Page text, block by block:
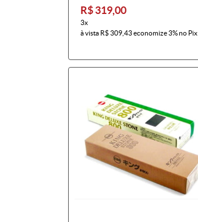
R$ 319,00
3x
à vista R$ 309,43economize3%no Pix